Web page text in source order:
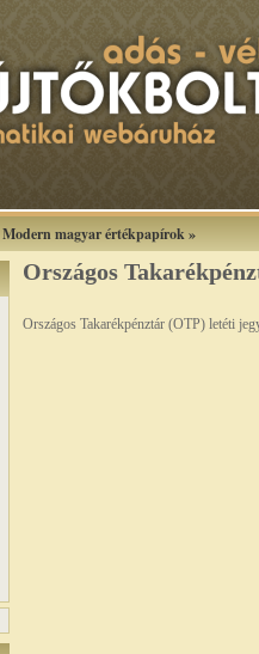
Modern magyar értékpapírok»
Országos
Országos Takarékpénztár (OTP) letéti